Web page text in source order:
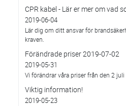
CPR kabel - Lär er mer om vad
2019-06-04
Lär dig om ditt ansvar för
kraven.
Förändrade priser 2019-07-02
2019-05-31
Vi förändrar våra priser från den 2 juli
Viktig information!
2019-05-23